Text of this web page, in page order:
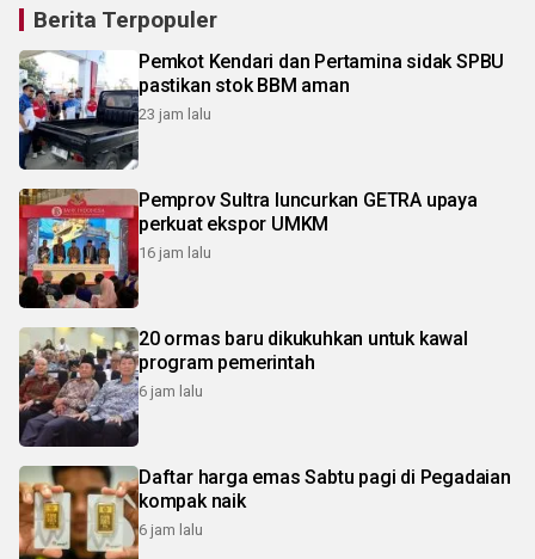
Berita Terpopuler
Pemkot Kendari dan Pertamina sidak SPBU
pastikan stok BBM aman
23 jam lalu
Pemprov Sultra luncurkan GETRA upaya
perkuat ekspor UMKM
16 jam lalu
20 ormas baru dikukuhkan untuk kawal
program pemerintah
6 jam lalu
Daftar harga emas Sabtu pagi di Pegadaian
kompak naik
6 jam lalu